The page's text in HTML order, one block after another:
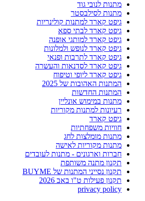
מתנות לנובי גוד
מתנות לסילבסטר
גיפט קארד למתנות קולינריות
גיפט קארד לבתי ספא
גיפט קארד למותגי אופנה
גיפט קארד לנופש ולמלונות
גיפט קארד לתרבות ופנאי
גיפט קארד לסדנאות והעשרה
גיפט קארד ליופי וטיפוח
המתנות האהובות של 2025
המתנות החדשות
מתנות במימוש אונליין
רעיונות למתנות מקוריות
גיפט קארד
חוויות משפחתיות
מתנות מומלצות לחג
מתנות מקוריות לאישה
חברות וארגונים - מתנות לעובדים
תקנון מתנה משותפת
תקנון נסייני המתנות של BUYME
תקנון פעילות ט"ו באב 2026
privacy policy